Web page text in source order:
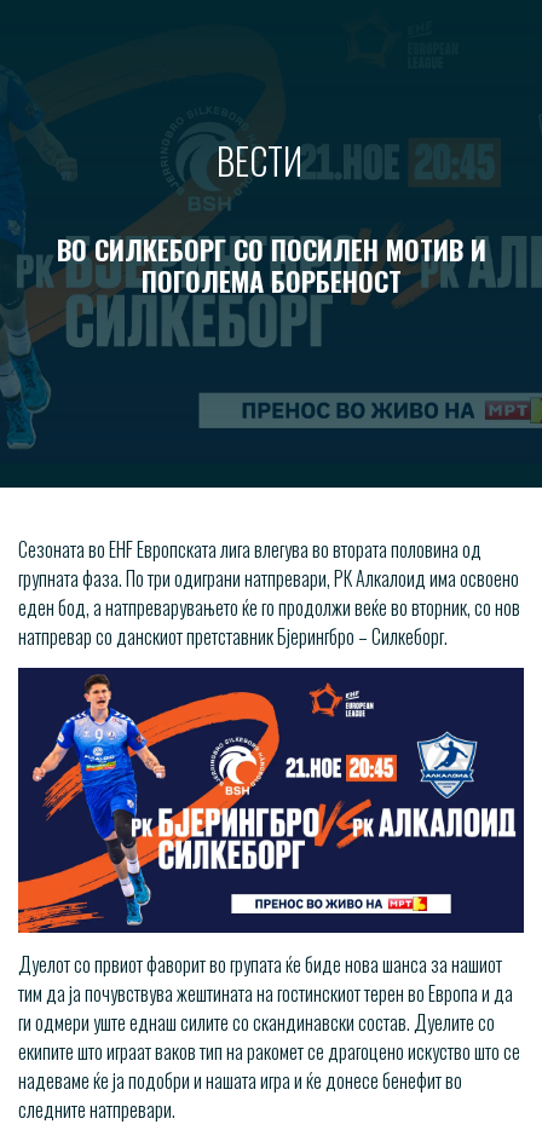
ВЕСТИ
ВО СИЛКЕБОРГ СО ПОСИЛЕН МОТИВ И
ПОГОЛЕМА БОРБЕНОСТ
Сезоната во EHF Европската лига влегува во втората половина од
групната фаза. По три одиграни натпревари, РК Алкалоид има освоено
еден бод, а натпреварувањето ќе го продолжи веќе во вторник, со нов
натпревар со данскиот претставник Бјерингбро – Силкеборг.
Дуелот со првиот фаворит во групата ќе биде нова шанса за нашиот
тим да ја почувствува жештината на гостинскиот терен во Европа и да
ги одмери уште еднаш силите со скандинавски состав. Дуелите со
екипите што играат ваков тип на ракомет се драгоцено искуство што се
надеваме ќе ја подобри и нашата игра и ќе донесе бенефит во
следните натпревари.